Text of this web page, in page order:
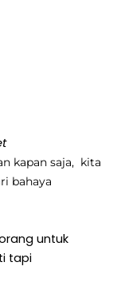
kapan saja, kita
bahaya
untuk
tapi